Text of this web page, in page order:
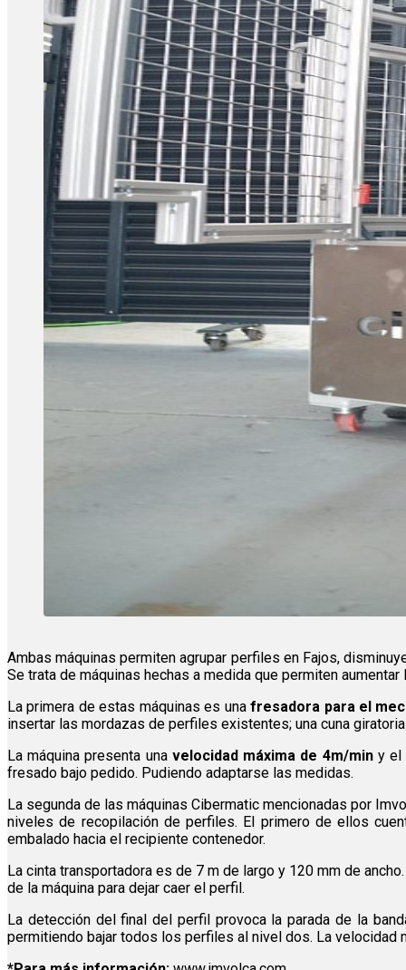
Ambas máquinas permiten agrupar perfiles en Fajos,
Se trata de máquinas hechas a medida que permiten
La primera de estas máquinas es unafresadora para el
insertar las mordazas de perfiles existentes; una cuna
La máquina presenta una velocidad máxima de 4m/miny el
fresado bajo pedido. Pudiendo adaptarse las medidas.
La segunda de las máquinas Cibermatic mencionadas por
niveles de recopilación de perfiles. El primero de ellos
embalado hacia el recipiente contenedor.
La cinta transportadora es de 7 m de largo y 120 mm de
de la máquina para dejar caer el perfil.
La detección del final del perfil provoca la parada de la
permitiendo bajar todos los perfiles al nivel dos. La